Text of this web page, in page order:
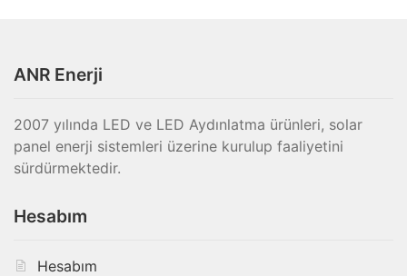
ANR Enerji
2007 yılında LED ve LED Aydınlatma ürünleri, solar
panel enerji sistemleri üzerine kurulup faaliyetini
sürdürmektedir.
Hesabım
Hesabım